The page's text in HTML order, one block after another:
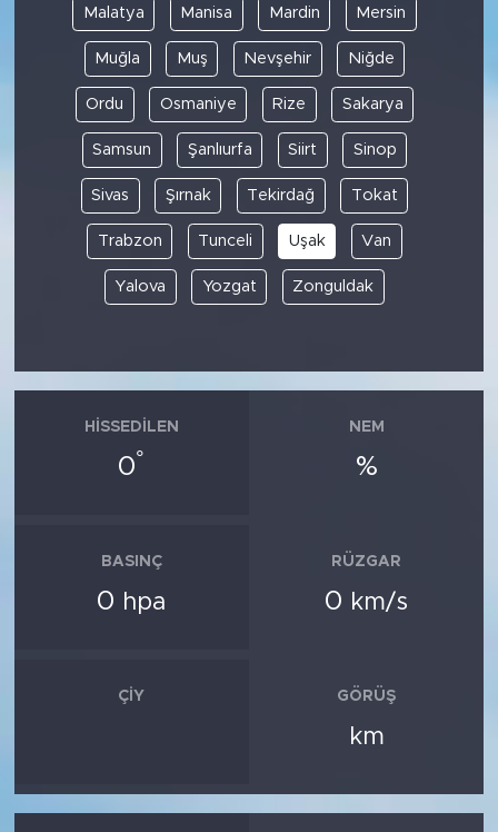
Malatya Manisa Mardin Mersin
Muğla Muş Nevşehir Niğde
Ordu Osmaniye Rize Sakarya
Samsun Şanlıurfa Siirt Sinop
Sivas Şırnak Tekirdağ Tokat
Trabzon Tunceli Uşak Van
Yalova Yozgat Zonguldak
HISSEDILEN
0°
NEM
%
BASINÇ
0 hpa
RÜZGAR
0 km/s
ÇIY GÖRÜŞ
km